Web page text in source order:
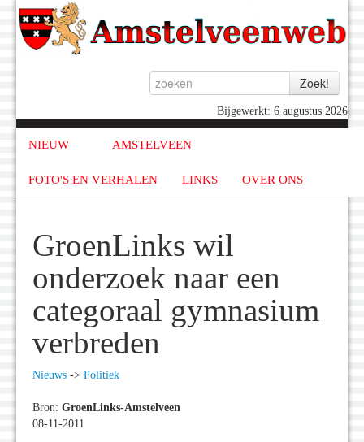
Bijgewerkt: 6 augustus 2026
NIEUW AMSTELVEEN
FOTO'S EN VERHALEN LINKS OVER ONS
GroenLinks wil
onderzoek naar een
categoraal gymnasium
verbreden
Nieuws -> Politiek
Bron: GroenLinks-Amstelveen
08-11-2011